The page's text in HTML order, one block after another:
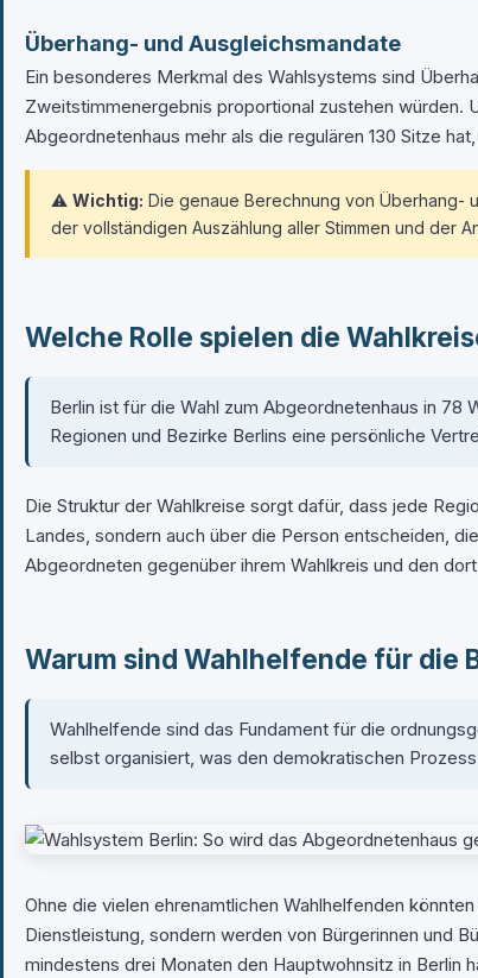
Überhang- und Ausgleichsmandate
Ein besonderes Merkmal des Wahlsystems sind
Zweitstimmenergebnis proportional zustehen würden.
Abgeordnetenhaus mehr als die regulären 130 Sitze
⚠️ Wichtig: Die genaue Berechnung von Überhang-
der vollständigen Auszählung aller Stimmen und der
Welche Rolle spielen die
Berlin ist für die Wahl zum Abgeordnetenhaus in
Regionen und Bezirke Berlins eine persönliche
Die Struktur der Wahlkreise sorgt dafür, dass jede
Landes, sondern auch über die Person entscheiden,
Abgeordneten gegenüber ihrem Wahlkreis und den
Warum sind Wahlhelfende für die
Wahlhelfende sind das Fundament für die
selbst organisiert, was den demokratischen
Ohne die vielen ehrenamtlichen Wahlhelfenden
Dienstleistung, sondern werden von Bürgerinnen und
mindestens drei Monaten den Hauptwohnsitz in Berlin